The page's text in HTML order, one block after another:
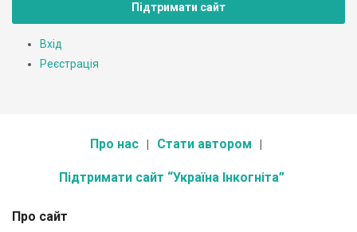
Підтримати сайт
Вхід
Реєстрація
Про нас Стати автором
Підтримати сайт “Україна Інкогніта”
Про сайт